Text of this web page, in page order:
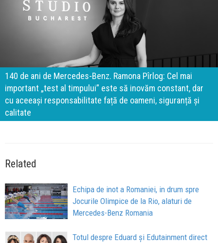
140 de ani de Mercedes-Benz. Ramona Pîrlog: Cel mai
important „test al timpului” este să inovăm constant, dar
cu aceeași responsabilitate față de oameni, siguranță și
calitate
Related
Echipa de inot a Romaniei, in drum spre
Jocurile Olimpice de la Rio, alaturi de
Mercedes-Benz Romania
Totul despre Eduard și Edutainment direct